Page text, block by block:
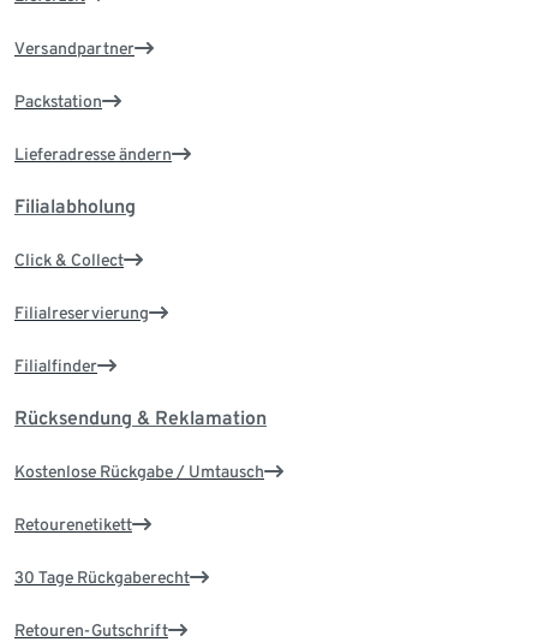
Versandpartner
Packstation
Lieferadresse ändern
Filialabholung
Click & Collect
Filialreservierung
Filialfinder
Rücksendung & Reklamation
Kostenlose Rückgabe / Umtausch
Retourenetikett
30 Tage Rückgaberecht
Retouren-Gutschrift